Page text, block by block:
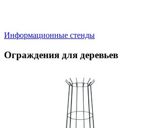
Информационные стенды
Ограждения для деревьев